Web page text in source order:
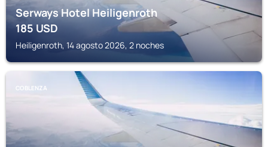
Serways Hotel Heiligenroth
185USD
Heiligenroth, 14 agosto 2026, 2 noches
COBLENZA